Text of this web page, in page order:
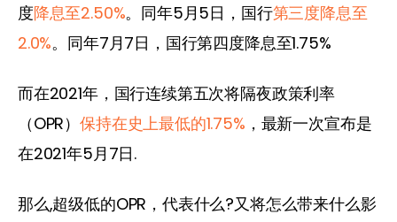
度降息至2.50%。同年5月5日，国行第三度降息至
2.0%。同年7月7日，国行第四度降息至1.75%
而在2021年，国行连续第五次将隔夜政策利率
（OPR）保持在史上最低的1.75% ，最新一次宣布是
在2021年5月7日.
那么,超级低的OPR，代表什么?又将怎么带来什么影